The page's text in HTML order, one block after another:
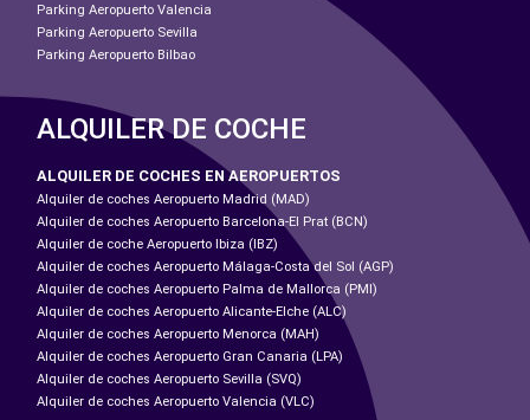
Parking Aeropuerto Valencia
Parking Aeropuerto Sevilla
Parking Aeropuerto Bilbao
ALQUILER DE COCHE
ALQUILER DE COCHES EN AEROPUERTOS
Alquiler de coches Aeropuerto Madrid (MAD)
Alquiler de coches Aeropuerto Barcelona-El Prat (BCN)
Alquiler de coche Aeropuerto Ibiza (IBZ)
Alquiler de coches Aeropuerto Málaga-Costa del Sol (AGP)
Alquiler de coches Aeropuerto Palma de Mallorca (PMI)
Alquiler de coches Aeropuerto Alicante-Elche (ALC)
Alquiler de coches Aeropuerto Menorca (MAH)
Alquiler de coches Aeropuerto Gran Canaria (LPA)
Alquiler de coches Aeropuerto Sevilla (SVQ)
Alquiler de coches Aeropuerto Valencia (VLC)